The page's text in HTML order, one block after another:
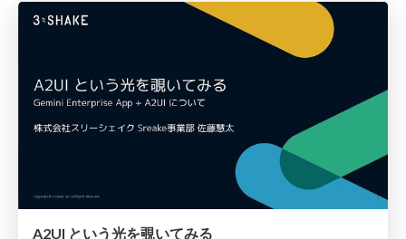
A2UI という光を覗いてみる